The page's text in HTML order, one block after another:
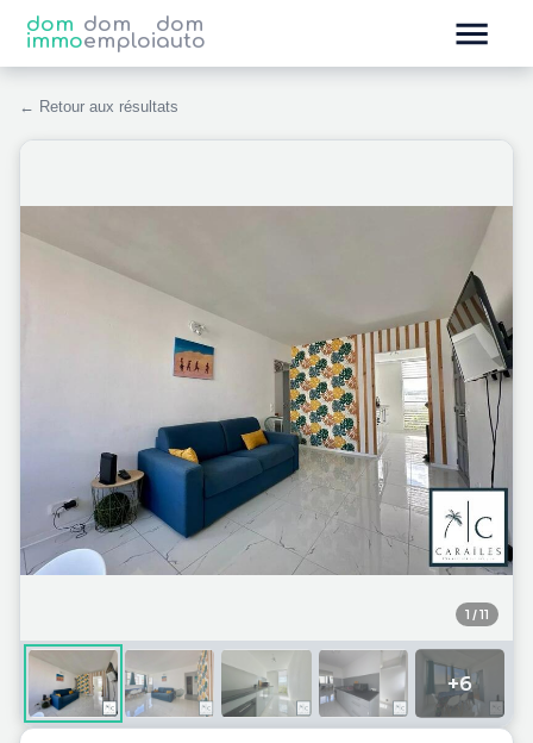
dom
immo
dom
emploi
dom
auto
← Retour aux résultats
1 /11
+6